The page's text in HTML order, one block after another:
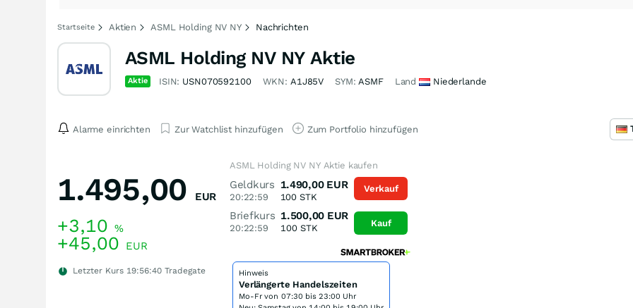
Startseite Aktien ASML Holding NV NY Nachrichten
ASML Holding NV NY Aktie
Aktie ISIN: USN070592100 WKN: A1J85V SYM:ASMF Land Niederlande
Alarme einrichten Zur Watchlist hinzufügen Zum Portfolio hinzufügen
1.495,00 EUR
+3,10 %
+45,00 EUR
Letzter Kurs 19:56:40 Tradegate
ASML Holding NV NY Aktie kaufen
Geldkurs
20:22:59
1.490,00 EUR
100 STK
Briefkurs
20:22:59
1.500,00 EUR
100STK
Verkauf
Kauf
Hinweis
Verlängerte Handelszeiten
Mo-Fr von 07:30 bis 23:00 Uhr